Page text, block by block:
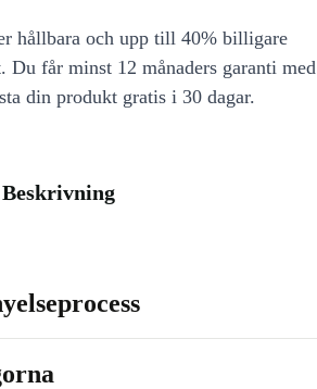
hållbara och upp till 40% billigare
Du får minst 12 månaders garanti med
din produkt gratis i 30 dagar.